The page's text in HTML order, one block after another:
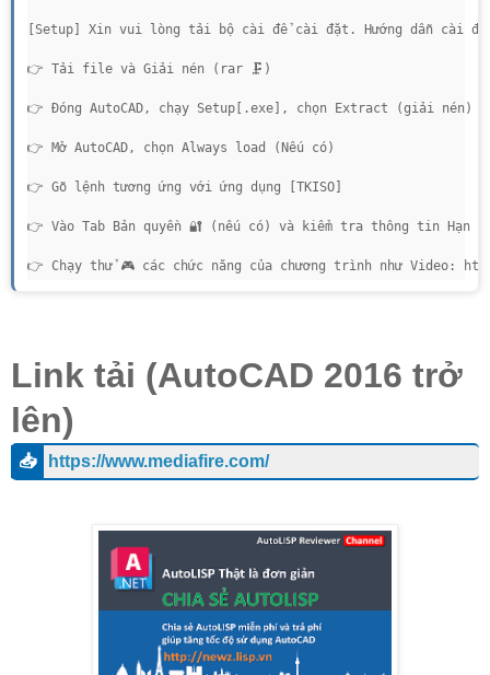
[Setup] Xin vui lòng tải bộ cài để cài đặt. Hướng dẫn cài
👉 Tải file và Giải nén (rar 🗜️)
👉 Đóng AutoCAD, chạy Setup[.exe], chọn Extract (giải nén)
👉 Mở AutoCAD, chọn Always load (Nếu có)
👉 Gõ lệnh tương ứng với ứng dụng [TKISO]
👉 Vào Tab Bản quyền 🔐 (nếu có) và kiểm tra thông tin Hạn
👉 Chạy thử 🎮 các chức năng của chương trình như Video:
Link tải (AutoCAD 2016 trở
lên)
📥 https://www.mediafire.com/